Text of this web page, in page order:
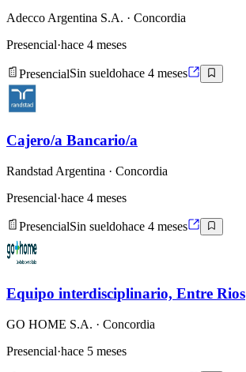
Adecco Argentina S.A. · Concordia
Presencial·hace 4 meses
PresencialSin sueldohace 4 meses
Cajero/a Bancario/a
Randstad Argentina · Concordia
Presencial·hace 4 meses
PresencialSin sueldohace 4 meses
Equipo interdisciplinario, Entre Rios
GO HOME S.A. · Concordia
Presencial·hace 5 meses